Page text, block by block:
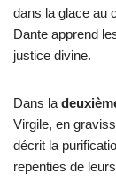
dans la glace au
Dante apprend
justice divine.
Dans la
Virgile, en
décrit la
repenties de